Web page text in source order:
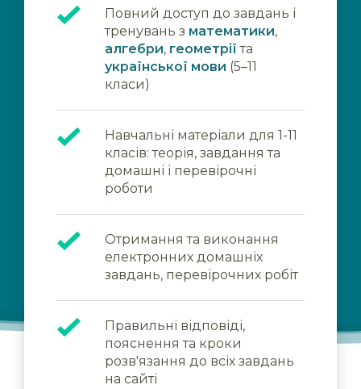
Повний доступ до завдань і
тренувань з математики,
алгебри, геометрії та
української мови (5–11
класи)
Навчальні матеріали для 1-11
класів: теорія, завдання та
домашні і перевірочні
роботи
Отримання та виконання
електронних домашніх
завдань, перевірочних робіт
Правильні відповіді,
пояснення та кроки
розв'язання до всіх завдань
на сайті